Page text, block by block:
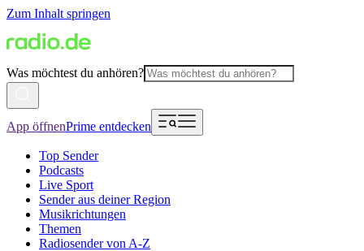
Zum Inhalt springen
Was möchtest du anhören?
App öffnenPrime entdecken
Top Sender
Podcasts
Live Sport
Sender aus deiner Region
Musikrichtungen
Themen
Radiosender von A-Z